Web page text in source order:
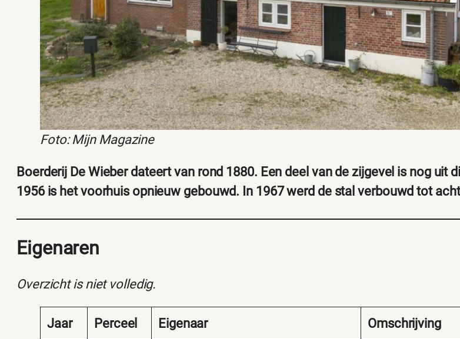
Foto: Mijn Magazine
Boerderij De Wieber dateert van rond 1880. Een deel van de zijgevel is nog uit
1956 is het voorhuis opnieuw gebouwd. In 1967 werd de stal verbouwd tot
Eigenaren
Overzicht is niet volledig.
Jaar Perceel Eigenaar Omschrijving